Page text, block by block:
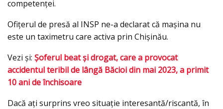
competenței.
Ofițerul de presă al INSP ne-a declarat că mașina nu
este un taximetru care activa prin Chișinău.
Vezi și: Șoferul beat și drogat, care a provocat
accidentul teribil de lângă Băcioi din mai 2023, a primit
10 ani de închisoare
Dacă ați surprins vreo situație interesantă/riscantă, în